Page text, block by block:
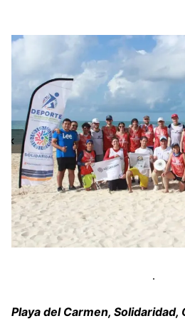
Playa del Carmen, Solidaridad,